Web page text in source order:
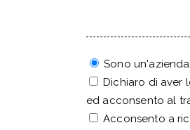
Sono un'azienda
Dichiaro di aver
ed acconsento al
Acconsento a